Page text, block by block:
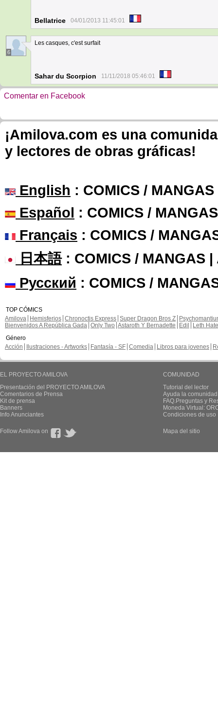
Bellatrice 04/01/2013 11:45:01
6
Les casques, c'est surfait
Sahar du Scorpion 11/11/2018 05:46:01
Comentar en Facebook
¡Amilova.com es una
y lectores de obras gráficas!
English : COMICS /
Español : COMICS /
Français : COMICS /
日本語: COMICS / MANGAS |
Русский : COMICS /
TOP CÓMICS
Amilova
Hemisferios Chronoctis Express Super Dragon Bros Z
Bienvenidos A República Gada Only Two Astaroth Y Bernadette Edil
Leth Hate
Género
Acción
Ilustraciones - Artworks Fantasía - SF Comedia Libros para jovenes
EL PROYECTO AMILOVA
Presentación del PROYECTO AMILOVA
Comentarios de Prensa
Kit de prensa
Banners
Info Anunciantes
COMUNIDAD
Tutorial del lector
Ayuda la
FAQ.Preguntas y
Moneda Virtual:
Condiciones de uso
Follow Amilova on Mapa del sitio